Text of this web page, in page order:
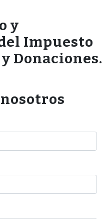
y
Impuesto
Donaciones.